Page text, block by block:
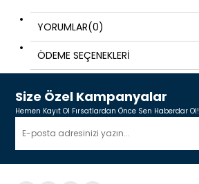
YORUMLAR(0)
ÖDEME SEÇENEKLERI
Size Özel Kampanyalar
Hemen Kayıt Ol Fırsatlardan Önce Sen Haberdar Ol!